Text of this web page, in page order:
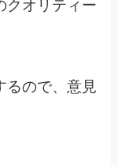
クオリティー
るので、意見